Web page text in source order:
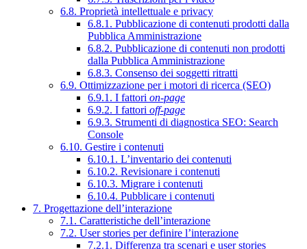
6.8. Proprietà intellettuale e privacy
6.8.1. Pubblicazione di contenuti prodotti dalla
Pubblica Amministrazione
6.8.2. Pubblicazione di contenuti non prodotti
dalla Pubblica Amministrazione
6.8.3. Consenso dei soggetti ritratti
6.9. Ottimizzazione per i motori di ricerca (SEO)
6.9.1. I fattori on-page
6.9.2. I fattori off-page
6.9.3. Strumenti di diagnostica SEO: Search
Console
6.10. Gestire i contenuti
6.10.1. L’inventario dei contenuti
6.10.2. Revisionare i contenuti
6.10.3. Migrare i contenuti
6.10.4. Pubblicare i contenuti
7. Progettazione dell’interazione
7.1. Caratteristiche dell’interazione
7.2. User stories per definire l’interazione
7.2.1. Differenza tra scenari e user stories